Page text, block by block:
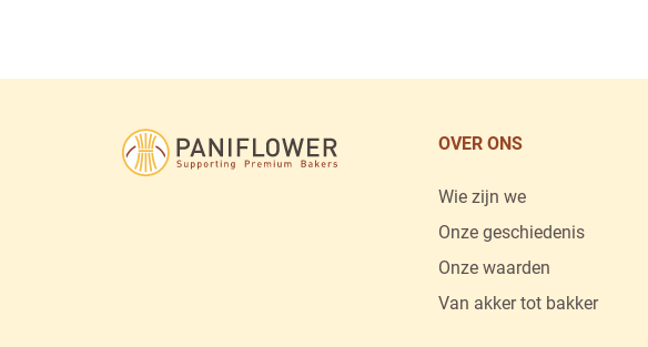
La Lorraine Bakery Group
OVER ONS
Wie zijn we
Onze geschiedenis
Onze waarden
Van akker tot bakker